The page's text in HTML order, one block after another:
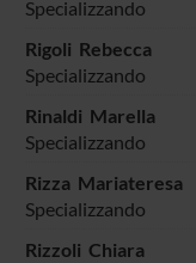
Specializzando
Rigoli Rebecca
Specializzando
Rinaldi Marella
Specializzando
Rizza Mariateresa
Specializzando
Rizzoli Chiara